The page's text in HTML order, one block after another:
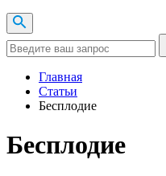
Главная
Статьи
Бесплодие
Бесплодие